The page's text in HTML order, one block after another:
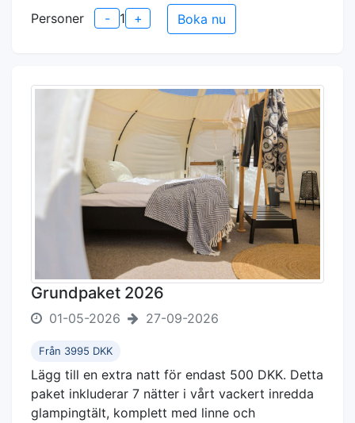
Personer - 1 + Boka nu
Grundpaket 2026
01-05-2026 27-09-2026
Från 3995 DKK
Lägg till en extra natt för endast 500 DKK. Detta
paket inkluderar 7 nätter i vårt vackert inredda
glampingtält, komplett med linne och